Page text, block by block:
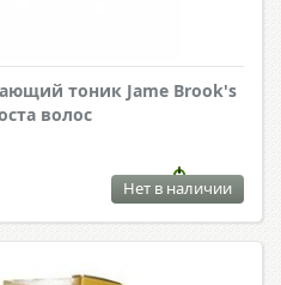
тоник Jame Brook's
волос
Нет в наличии